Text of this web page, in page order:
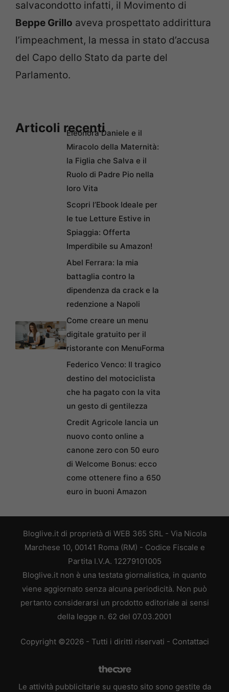
salvacondotto infatti, il Movimento di
Beppe Grillo aveva prospettato addirittura
l’impeachment, la messa in stato d’accusa
del Capo dello Stato da parte del
Parlamento.
Articoli recentiEleonora Daniele e il
Miracolo della Maternità:
la Figlia che Salva e il
Ruolo di Padre Pio nella
loro Vita
Scopri l’Ebook Ideale per
le tue Letture Estive in
Spiaggia: Offerta
Imperdibile su Amazon!
Abel Ferrara: la mia
battaglia contro la
dipendenza da crack e la
redenzione a Napoli
Come creare un menu
digitale gratuito per il
ristorante con MenuForma
Federico Venco: Il tragico
destino del motociclista
che ha pagato con la vita
un gesto di gentilezza
Credit Agricole lancia un
nuovo conto online a
canone zero con 50 euro
di Welcome Bonus: ecco
come ottenere fino a 650
euro in buoni Amazon
Bloglive.it di proprietà di WEB 365 SRL - Via Nicola
Marchese 10, 00141 Roma (RM) - Codice Fiscale e
Partita I.V.A. 12279101005
Bloglive.it non è una testata giornalistica, in quanto
viene aggiornato senza alcuna periodicità. Non può
pertanto considerarsi un prodotto editoriale ai sensi
della legge n. 62 del 07.03.2001
Copyright ©2026 - Tutti i diritti riservati - Contattaci
Le attività pubblicitarie su questo sito sono gestite da